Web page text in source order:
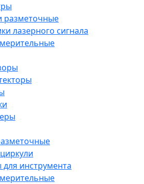
разметочные
лазерного сигнала
инструмента